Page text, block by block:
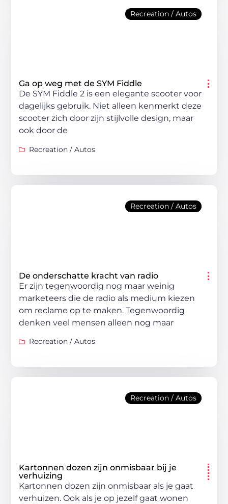
Recreation / Autos
Ga op weg met de SYM Fiddle
De SYM Fiddle 2 is een elegante scooter voor
dagelijks gebruik. Niet alleen kenmerkt deze
scooter zich door zijn stijlvolle design, maar
ook door de
Recreation / Autos
Recreation / Autos
De onderschatte kracht van radio
Er zijn tegenwoordig nog maar weinig
marketeers die de radio als medium kiezen
om reclame op te maken. Tegenwoordig
denken veel mensen alleen nog maar
Recreation / Autos
Recreation / Autos
Kartonnen dozen zijn onmisbaar bij je
verhuizing
Kartonnen dozen zijn onmisbaar als je gaat
verhuizen. Ook als je op jezelf gaat wonen